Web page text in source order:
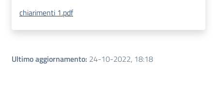
chiarimenti 1.pdf
Ultimo aggiornamento: 24-10-2022, 18:18